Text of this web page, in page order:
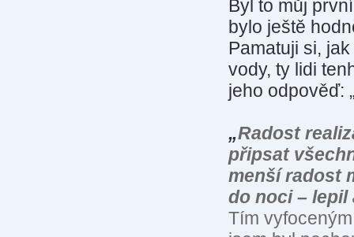
Byl to můj
bylo ještě
Pamatuji si,
vody, ty lidi
jeho odpověď:
„Radost
připsat
menší radost
do noci – lepil
Tím